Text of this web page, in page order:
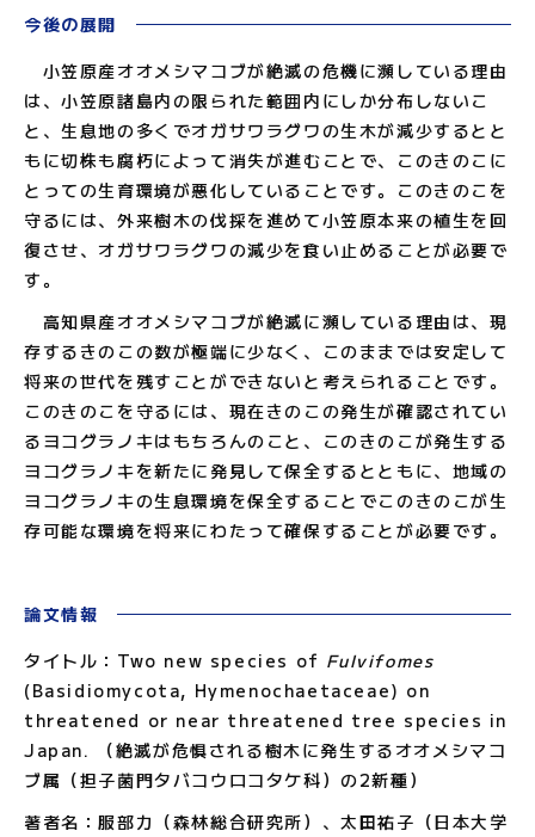
今後の展開
小笠原産オオメシマコブが絶滅の危機に瀕している理由
は、小笠原諸島内の限られた範囲内にしか分布しないこ
と、生息地の多くでオガサワラグワの生木が減少するとと
もに切株も腐朽によって消失が進むことで、このきのこに
とっての生育環境が悪化していることです。このきのこを
守るには、外来樹木の伐採を進めて小笠原本来の植生を回
復させ、オガサワラグワの減少を食い止めることが必要で
す。
高知県産オオメシマコブが絶滅に瀕している理由は、現
存するきのこの数が極端に少なく、このままでは安定して
将来の世代を残すことができないと考えられることです。
このきのこを守るには、現在きのこの発生が確認されてい
るヨコグラノキはもちろんのこと、このきのこが発生する
ヨコグラノキを新たに発見して保全するとともに、地域の
ヨコグラノキの生息環境を保全することでこのきのこが生
存可能な環境を将来にわたって確保することが必要です。
論文情報
タイトル： Two new species of Fulvifomes
(Basidiomycota, Hymenochaetaceae) on
threatened or near threatened tree species in
Japan. （絶滅が危惧される樹木に発生するオオメシマコ
ブ属（担子菌門タバコウロコタケ科）の2新種）
著者名：服部力（森林総合研究所）、太田祐子（日本大学